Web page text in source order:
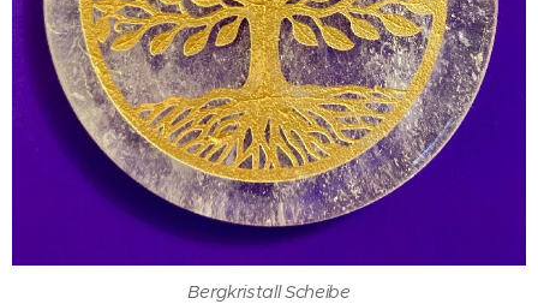
Bergkristall Scheibe